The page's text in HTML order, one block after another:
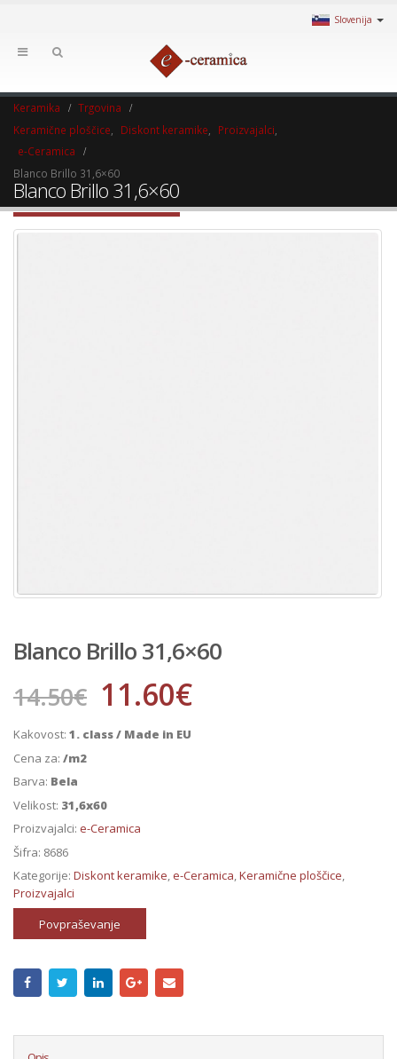
Slovenija
Keramika
Trgovina
Keramične ploščice
Diskont keramike Proizvajalci
e-Ceramica
Blanco Brillo 31,6×60
Blanco Brillo 31,6×60
Blanco Brillo 31,6×60
14.50€ 11.60€
Kakovost: 1. class / Made in EU
Cena za: /m2
Barva: Bela
Velikost: 31,6x60
Proizvajalci: e-Ceramica
Šifra: 8686
Kategorije: Diskont keramike,e-Ceramica,Keramične ploščice,
Proizvajalci
Povpraševanje